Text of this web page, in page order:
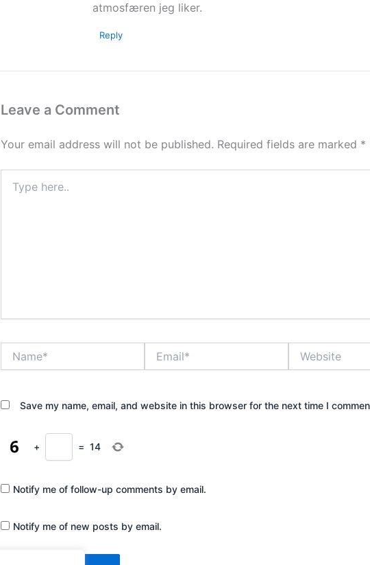
atmosfæren jeg liker.
Reply
Leave a Comment
Your email address will not be published. Required fields are marked *
here..
Save my name, email, and website in this browser for the next time I
+ = 14
Notify me of follow-up comments by email.
Notify me of new posts by email.